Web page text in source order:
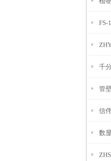
便
态
FS-
特点
千
埋
管
免
信
强
数